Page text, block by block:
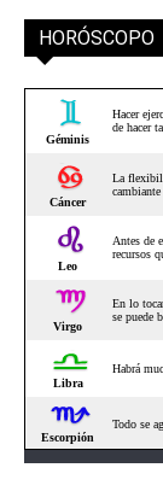
HORÓSCOPO